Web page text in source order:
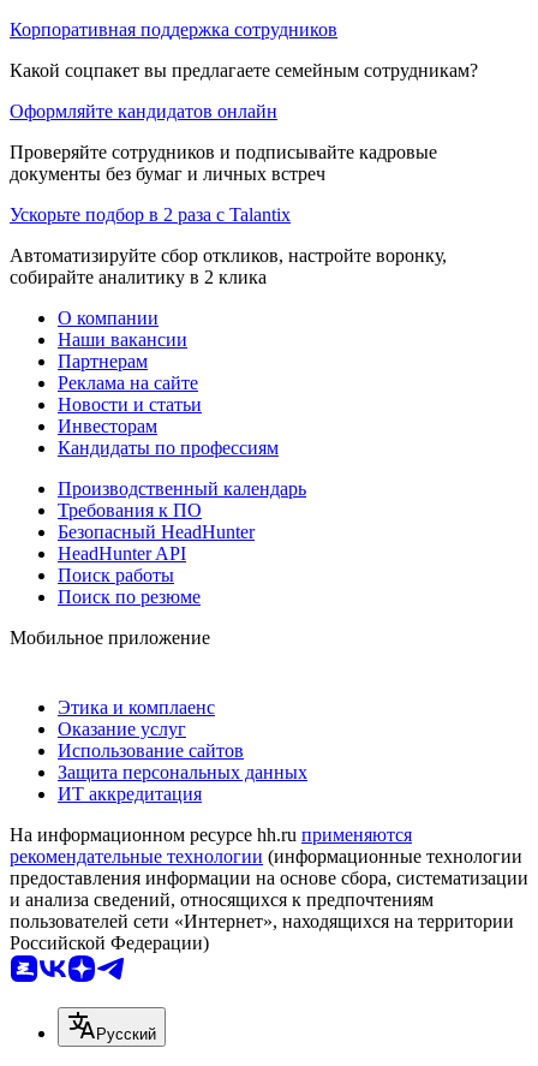
Корпоративная поддержка сотрудников
Какой соцпакет вы предлагаете семейным сотрудникам?
Оформляйте кандидатов онлайн
Проверяйте сотрудников и подписывайте кадровые
документы без бумаг и личных встреч
Ускорьте подбор в 2 раза с Talantix
Автоматизируйте сбор откликов, настройте воронку,
собирайте аналитику в 2 клика
О компании
Наши вакансии
Партнерам
Реклама на сайте
Новости и статьи
Инвесторам
Кандидаты по профессиям
Производственный календарь
Требования к ПО
Безопасный HeadHunter
HeadHunter API
Поиск работы
Поиск по резюме
Мобильное приложение
Этика и комплаенс
Оказание услуг
Использование сайтов
Защита персональных данных
ИТ аккредитация
На информационном ресурсе hh.ru применяются
рекомендательные технологии (информационные технологии
предоставления информации на основе сбора, систематизации
и анализа сведений, относящихся к предпочтениям
пользователей сети «Интернет», находящихся на территории
Российской Федерации)
Русский